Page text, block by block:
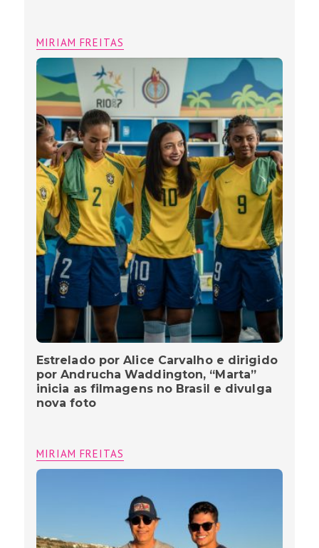
MIRIAM FREITAS
Estrelado por Alice Carvalho e dirigido
por Andrucha Waddington, “Marta”
inicia as filmagens no Brasil e divulga
nova foto
MIRIAM FREITAS